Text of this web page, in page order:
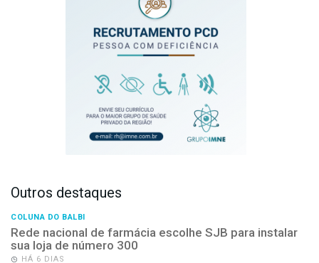
Outros destaques
COLUNA DO BALBI
Rede nacional de farmácia escolhe SJB para instalar
sua loja de número 300
HÁ 6 DIAS